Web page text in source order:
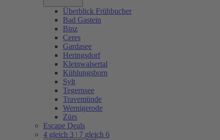
Überblick Frühbucher
Bad Gastein
Binz
Ceres
Gardasee
Heringsdorf
Kleinwalsertal
Kühlungsborn
Sylt
Tegernsee
Travemünde
Wernigerode
Zürs
Escape Deals
4 gleich 3 | 7 gleich 6